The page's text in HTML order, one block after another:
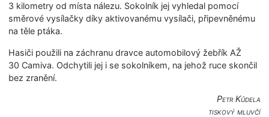
3 kilometry od místa nálezu. Sokolník jej vyhledal pomocí
směrové vysílačky díky aktivovanému vysílači, připevněnému
na těle ptáka.
Hasiči použili na záchranu dravce automobilový žebřík AŽ
30 Camiva. Odchytili jej i se sokolníkem, na jehož ruce skončil
bez zranění.
Petr Kůdela
tiskový mluvčí